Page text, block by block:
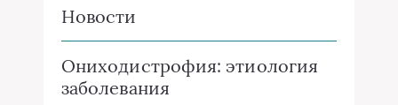
Новости
Ониходистрофия: этиология
заболевания